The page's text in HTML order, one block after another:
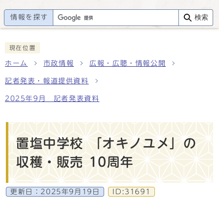
情報を探す 検索
現在位置
ホーム 市政情報 広報・広聴・情報公開
記者発表・報道提供資料
2025年9月 記者発表資料
置塩中学校 「オキノユメ」の
収穫・販売 10周年
更新日： 2025年9月19日 ID:31691